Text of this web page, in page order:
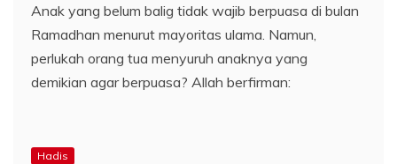
Anak yang belum balig tidak wajib berpuasa di bulan
Ramadhan menurut mayoritas ulama. Namun,
perlukah orang tua menyuruh anaknya yang
demikian agar berpuasa? Allah berfirman:
Hadis